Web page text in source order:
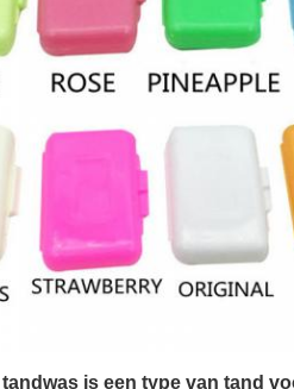
is een type van tand